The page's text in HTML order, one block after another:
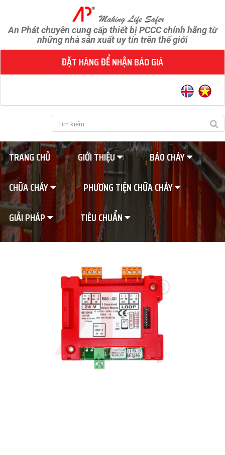
An Phát chuyên cung cấp thiết bị PCCC chính hãng từ
những nhà sản xuất uy tín trên thế giới
ĐẶT HÀNG ĐỂ NHẬN BÁO GIÁ
TRANG CHỦ GIỚI THIỆU
BÁO CHÁY
CHỮA CHÁY
PHƯƠNG TIỆN CHỮA CHÁY
GIẢI PHÁP
TIÊU CHUẨN